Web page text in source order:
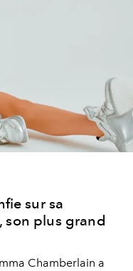
sur sa
son plus grand
Chamberlain a